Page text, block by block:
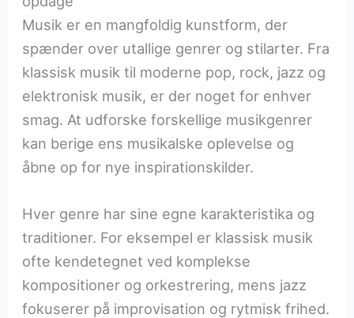
Musik er en mangfoldig kunstform, der
spænder over utallige genrer og stilarter. Fra
klassisk musik til moderne pop, rock, jazz og
elektronisk musik, er der noget for enhver
smag. At udforske forskellige musikgenrer
kan berige ens musikalske oplevelse og
åbne op for nye inspirationskilder.
Hver genre har sine egne karakteristika og
traditioner. For eksempel er klassisk musik
ofte kendetegnet ved komplekse
kompositioner og orkestrering, mens jazz
fokuserer på improvisation og rytmisk frihed.